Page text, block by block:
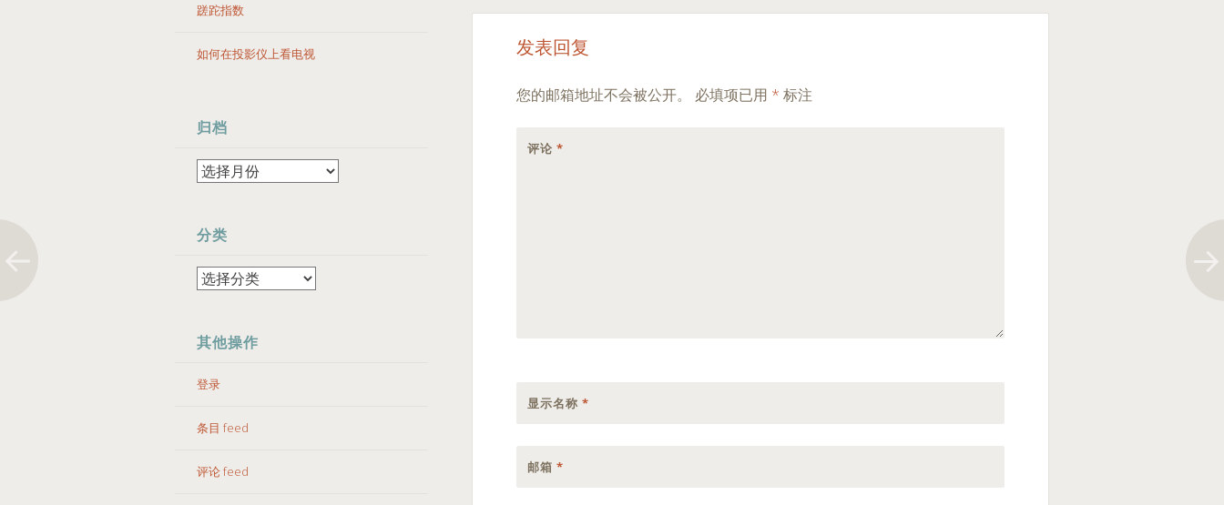
蹉跎指数
如何在投影仪上看电视
归档
分类
其他操作
登录
条目 feed
评论 feed
Post
navigation
发表回复
您的邮箱地址不会被公开。 必填项已用 * 标注
评论*
显示名称*
邮箱*